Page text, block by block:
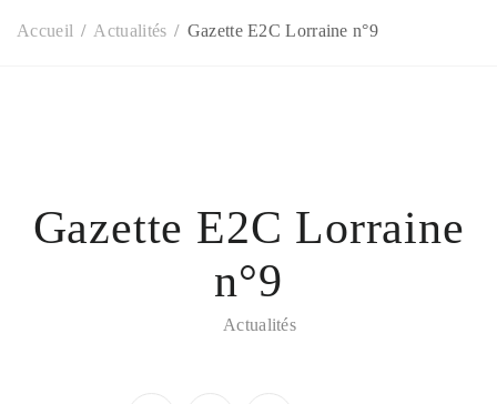
Accueil Actualités Gazette E2C Lorraine n°9
Gazette E2C Lorraine
n°9
Actualités